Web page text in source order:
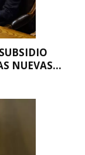
NUEVAS...